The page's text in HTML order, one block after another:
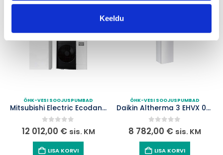
Keeldu
ÕHK-VESI SOOJUSPUMBAD
Mitsubishi Electric Ecodan D EHST20D-YM9DR1/PUD-SHWM140YAA õhk-vesi soojuspump koos 200 l tarbeveeboileriga
0 out of 5
12 012,00 € sis. KM
LISA KORVI
ÕHK-VESI SOOJUSPUMBAD
Daikin Altherma 3 EHVX 08S23E9W/ERGA08EVA õhk-vesi soojuspump koos 230 l tarbeveeboileriga
0 out of 5
8 782,00 € sis. KM
LISA KORVI